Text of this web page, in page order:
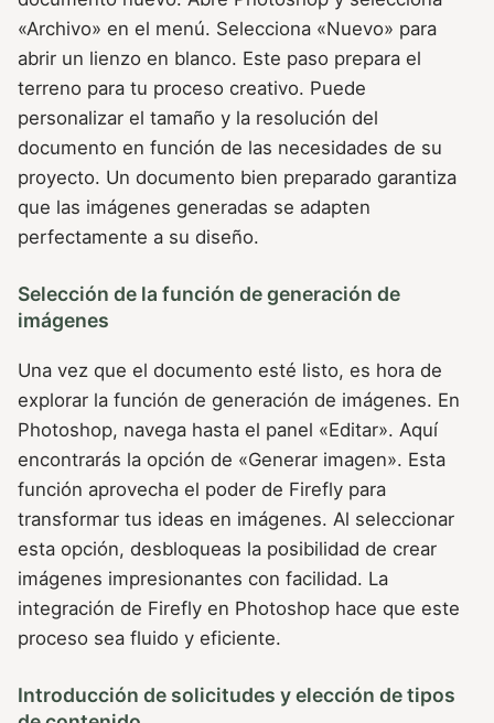
«Archivo» en el menú. Selecciona «Nuevo» para
abrir un lienzo en blanco. Este paso prepara el
terreno para tu proceso creativo. Puede
personalizar el tamaño y la resolución del
documento en función de las necesidades de su
proyecto. Un documento bien preparado garantiza
que las imágenes generadas se adapten
perfectamente a su diseño.
Selección de la función de generación de
imágenes
Una vez que el documento esté listo, es hora de
explorar la función de generación de imágenes. En
Photoshop, navega hasta el panel «Editar». Aquí
encontrarás la opción de «Generar imagen». Esta
función aprovecha el poder de Firefly para
transformar tus ideas en imágenes. Al seleccionar
esta opción, desbloqueas la posibilidad de crear
imágenes impresionantes con facilidad. La
integración de Firefly en Photoshop hace que este
proceso sea fluido y eficiente.
Introducción de solicitudes y elección de tipos